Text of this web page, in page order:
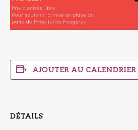
AJOUTER AU CALENDRIER
DÉTAILS